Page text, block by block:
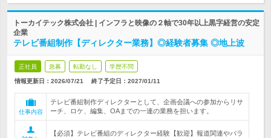
トーカイテック株式会社 | インフラと映像の２軸で30年以上黒字経営の安定
企業
テレビ番組制作【ディレクター業務】◎経験者募集 ◎地上波
正社員 急募 転勤なし 学歴不問
情報更新日：2026/07/21 終了予定日： 2027/01/11
仕事内容
テレビ番組制作ディレクターとして、企画会議への参加からリサ
ーチ、ロケ、編集、OAまでの一連の業務を担います。
【必須】テレビ番組のディレクター経験【歓迎】報道関連やバラ